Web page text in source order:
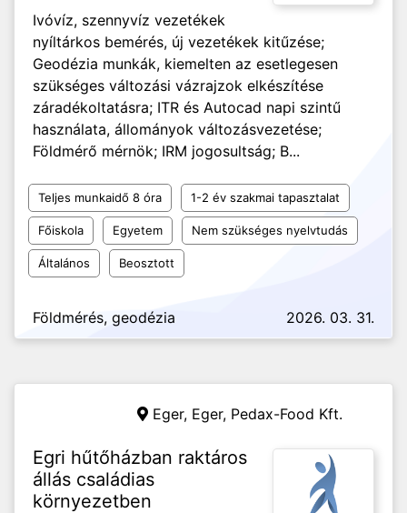
Ivóvíz, szennyvíz vezetékek
nyíltárkos bemérés, új vezetékek kitűzése;
Geodézia munkák, kiemelten az esetlegesen
szükséges változási vázrajzok elkészítése
záradékoltatásra; ITR és Autocad napi szintű
használata, állományok változásvezetése;
Földmérő mérnök; IRM jogosultság; B...
Teljes munkaidő 8 óra 1-2 év szakmai tapasztalat
Főiskola Egyetem Nem szükséges nyelvtudás
Általános Beosztott
Földmérés, geodézia 2026. 03. 31.
Eger, Eger, Pedax-Food Kft.
Egri hűtőházban raktáros
állás családias
környezetben